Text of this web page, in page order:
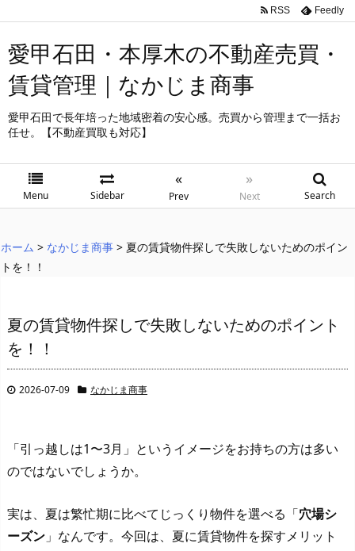
愛甲石田・本厚木の不動産売買・
賃貸管理｜なかじま商事
愛甲石田で長年培った地域密着の安心感。売買から管理まで一括お
任せ。【不動産買取も対応】
Menu Sidebar
«
Prev
»
Next Search
RSS Feedly
ホーム > なかじま商事 > 夏の賃貸物件探しで失敗しないためのポイン
トを！！
夏の賃貸物件探しで失敗しないためのポイント
を！！
2026-07-09 なかじま商事
「引っ越しは1〜3月」というイメージをお持ちの方は多い
のではないでしょうか。
実は、夏は繁忙期に比べてじっくり物件を選べる「穴場シ
ーズン 」なんです。今回は、夏に賃貸物件を探すメリット